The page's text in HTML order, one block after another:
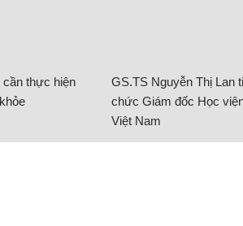
thực hiện
GS.TS Nguyễn Thị Lan
chức Giám đốc Học
Việt Nam